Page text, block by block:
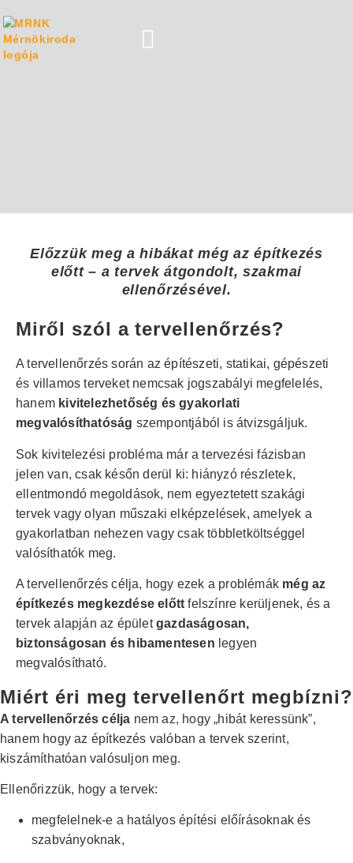
Előzzük meg a hibákat még az építkezés
előtt – a tervek átgondolt, szakmai
ellenőrzésével.
Miről szól a tervellenőrzés?
A tervellenőrzés során az építészeti, statikai, gépészeti
és villamos terveket nemcsak jogszabályi megfelelés,
hanem kivitelezhetőség és gyakorlati
megvalósíthatóság szempontjából is átvizsgáljuk.
Sok kivitelezési probléma már a tervezési fázisban
jelen van, csak későn derül ki: hiányzó részletek,
ellentmondó megoldások, nem egyeztetett szakági
tervek vagy olyan műszaki elképzelések, amelyek a
gyakorlatban nehezen vagy csak többletköltséggel
valósíthatók meg.
A tervellenőrzés célja, hogy ezek a problémák még az
építkezés megkezdése előtt felszínre kerüljenek, és a
tervek alapján az épületgazdaságosan,
biztonságosan és hibamentesen legyen
megvalósítható.
Miért éri meg tervellenőrt megbízni?
A tervellenőrzés célja nem az, hogy „hibát keressünk”,
hanem hogy az építkezés valóban a tervek szerint,
kiszámíthatóan valósuljon meg.
Ellenőrizzük, hogy a tervek:
megfelelnek-e a hatályos építési előírásoknak és
szabványoknak,